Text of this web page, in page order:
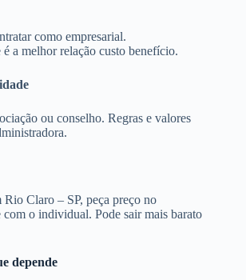
como empresarial.
é a melhor relação custo benefício.
ou conselho. Regras e valores
Rio Claro – SP, peça preço no
com o individual. Pode sair mais barato
depende